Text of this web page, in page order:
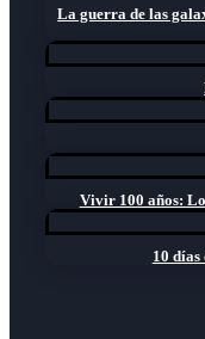
La guerra de las
Vivir 100 años:
10 días